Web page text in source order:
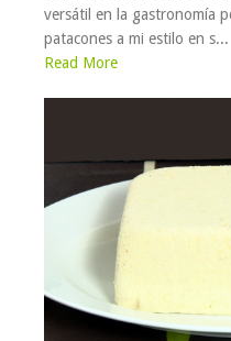
versátil en la gastronomía
patacones a mi estilo en s...
Read More